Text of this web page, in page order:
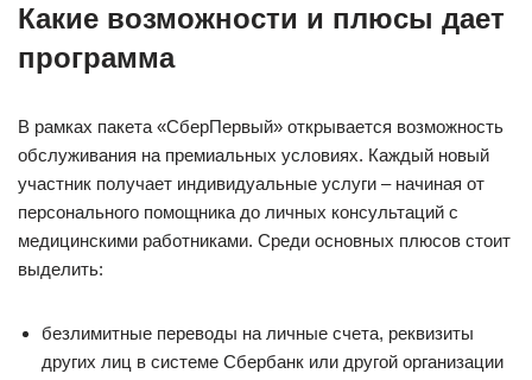
Какие возможности и плюсы дает
программа
В рамках пакета «СберПервый» открывается возможность
обслуживания на премиальных условиях. Каждый новый
участник получает индивидуальные услуги – начиная от
персонального помощника до личных консультаций с
медицинскими работниками. Среди основных плюсов стоит
выделить:
безлимитные переводы на личные счета, реквизиты
других лиц в системе Сбербанк или другой организации